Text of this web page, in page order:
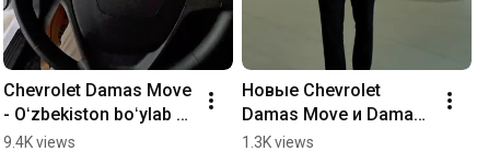
Chevrolet Damas Move
- Oʻzbekiston boʻylab
barcha rasmiy
9.4K views
Новые Chevrolet
Damas Move и Damas
Max  уже в продаже!
1.3K views